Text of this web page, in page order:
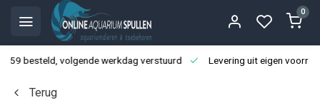
0
besteld, volgende werkdag verstuurd Levering uit eigen
Terug